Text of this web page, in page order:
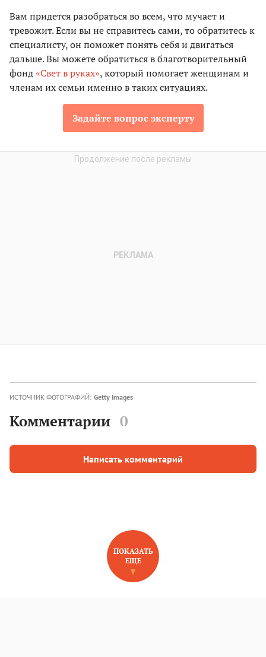
Вам придется разобраться во всем, что мучает и
тревожит. Если вы не справитесь сами, то обратитесь к
специалисту, он поможет понять себя и двигаться
дальше. Вы можете обратиться в благотворительный
фонд«Свет в руках», который помогает женщинам и
членам их семьи именно в таких ситуациях.
Задайте вопрос эксперту
ИСТОЧНИК ФОТОГРАФИЙ: Getty Images
Комментарии 0
Написать комментарий
НОВОЕ НА САЙТЕ
ПОКАЗАТЬ
ЕЩЕ